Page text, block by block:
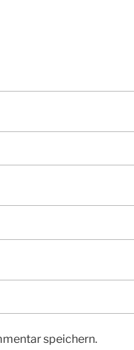
speichern.